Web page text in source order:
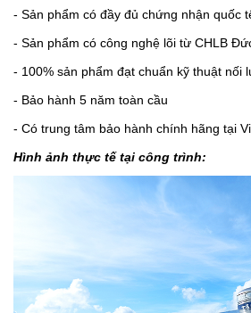
- Sản phẩm có đầy đủ chứng nhận quốc
- Sản phẩm có công nghệ lõi từ CHLB
- 100% sản phẩm đạt chuẩn kỹ thuật nối
- Bảo hành 5 năm toàn cầu
- Có trung tâm bảo hành chính hãng tại
Hình ảnh thực tế tại công trình: